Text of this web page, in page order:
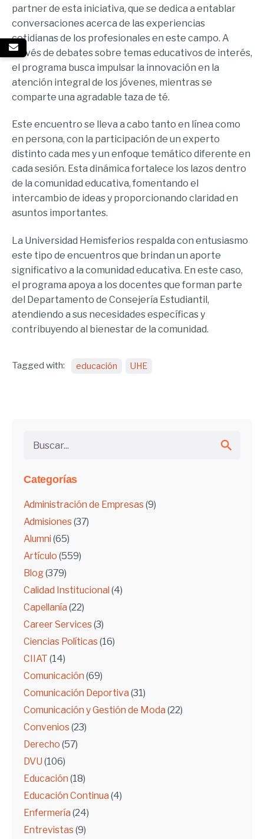
Categorías
Administración de Empresas (9)
Admisiones (37)
Alumni (65)
Artículo (559)
Blog(379)
Calidad Institucional (4)
Capellanía (22)
Career Services (3)
Ciencias Políticas (16)
CIIAT (14)
Comunicación (69)
Comunicación Deportiva (31)
Comunicación y Gestión de Moda (22)
Convenios (23)
Derecho (57)
DVU (106)
Educación (18)
Educación Continua (4)
Enfermería (24)
Entrevistas (9)
partner de esta iniciativa, que se dedica a entablar
conversaciones acerca de las experiencias
cotidianas de los profesionales en este campo. A
través de debates sobre temas educativos de interés,
el programa busca impulsar la innovación en la
atención integral de los jóvenes, mientras se
comparte una agradable taza de té.
Este encuentro se lleva a cabo tanto en línea como
en persona, con la participación de un experto
distinto cada mes y un enfoque temático diferente en
cada sesión. Esta dinámica fortalece los lazos dentro
de la comunidad educativa, fomentando el
intercambio de ideas y proporcionando claridad en
asuntos importantes.
La Universidad Hemisferios respalda con entusiasmo
este tipo de encuentros que brindan un aporte
significativo a la comunidad educativa. En este caso,
el programa apoya a los docentes que forman parte
del Departamento de Consejería Estudiantil,
atendiendo a sus necesidades específicas y
contribuyendo al bienestar de la comunidad.
Tagged with: educación UHE